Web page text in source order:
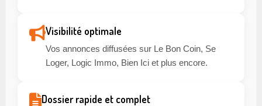
Visibilité optimale
Vos annonces diffusées sur Le Bon Coin, Se
Loger, Logic Immo, Bien Ici et plus encore.
Dossier rapide et complet